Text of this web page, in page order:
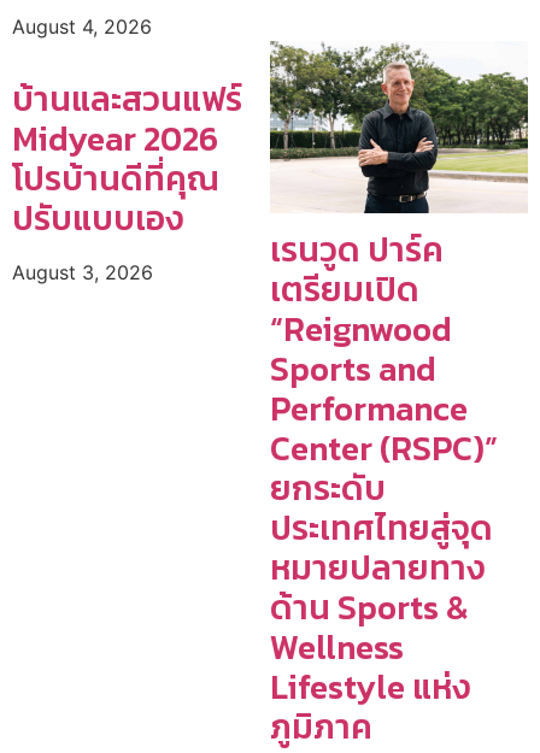
August 4, 2026
บ้านและสวนแฟร์
Midyear 2026
โปรบ้านดีที่คุณ
ปรับแบบเอง
August 3, 2026 เรนวูด ปาร์ค
เตรียมเปิด
“Reignwood
Sports and
Performance
Center (RSPC)”
ยกระดับ
ประเทศไทยสู่จุด
หมายปลายทาง
ด้าน Sports &
Wellness
Lifestyle แห่ง
ภูมิภาค